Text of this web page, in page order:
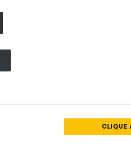
CLIQUE